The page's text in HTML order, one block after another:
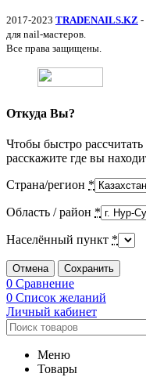
2017-2023 TRADENAILS.KZ -
для nail-мастеров.
Все права защищены.
Откуда Вы?
Чтобы быстро
расскажите где вы
Страна/регион *
Область / район *
Населённый пункт *
Отмена Сохранить
0 Сравнение
0 Список желаний
Личный кабинет
Меню
Товары